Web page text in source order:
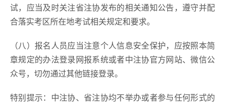
试，应当及时关注省注协发布的相关通知公告，遵守并配
合落实考区所在地考试相关规定和要求。
（八）报名人员应当注意个人信息安全保护，应按照本简
章规定的办法登录网报系统或者中注协官方网站、微信公
众号，切勿通过其他链接登录。
特别提示：中注协、省注协均不举办或者参与任何形式的